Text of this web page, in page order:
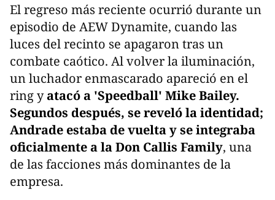
El regreso más reciente ocurrió durante un
episodio de AEW Dynamite, cuando las
luces del recinto se apagaron tras un
combate caótico. Al volver la iluminación,
un luchador enmascarado apareció en el
ring yatacó a 'Speedball' Mike Bailey.
Segundos después, se reveló la identidad;
Andrade estaba de vuelta y se integraba
oficialmente a la Don Callis Family, una
de las facciones más dominantes de la
empresa.